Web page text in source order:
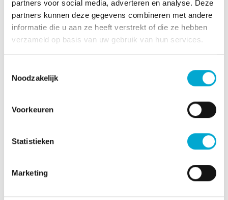
partners voor social media, adverteren en analyse. Deze
partners kunnen deze gegevens combineren met andere
informatie die u aan ze heeft verstrekt of die ze hebben
verzameld op basis van uw gebruik van hun services.
Noodzakelijk
Voorkeuren
Statistieken
Marketing
cliënt. De QR code gaat hen hier zeker bij
helpen.”
De QR code is een kleine en betrekkelijk
aan bewoners en medewerkers, daarover zijn
Anita en Marieke het roerend eens. “De collega’s
in de zorgfuncties hebben meer tijd om aan de
bewoners te besteden, en kennen hen beter.
neemt toe!”